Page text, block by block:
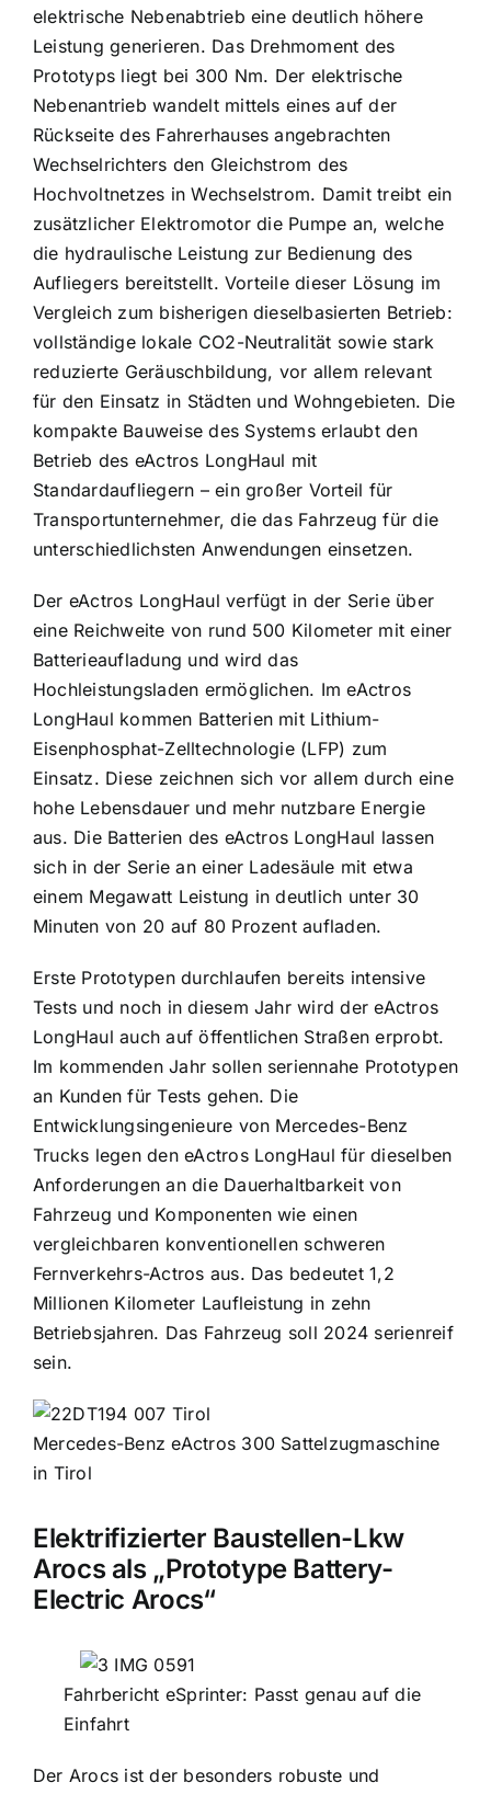
elektrische Nebenabtrieb eine deutlich höhere
Leistung generieren. Das Drehmoment des
Prototyps liegt bei 300 Nm. Der elektrische
Nebenantrieb wandelt mittels eines auf der
Rückseite des Fahrerhauses angebrachten
Wechselrichters den Gleichstrom des
Hochvoltnetzes in Wechselstrom. Damit treibt ein
zusätzlicher Elektromotor die Pumpe an, welche
die hydraulische Leistung zur Bedienung des
Aufliegers bereitstellt. Vorteile dieser Lösung im
Vergleich zum bisherigen dieselbasierten Betrieb:
vollständige lokale CO2-Neutralität sowie stark
reduzierte Geräuschbildung, vor allem relevant
für den Einsatz in Städten und Wohngebieten. Die
kompakte Bauweise des Systems erlaubt den
Betrieb des eActros LongHaul mit
Standardaufliegern – ein großer Vorteil für
Transportunternehmer, die das Fahrzeug für die
unterschiedlichsten Anwendungen einsetzen.
Der eActros LongHaul verfügt in der Serie über
eine Reichweite von rund 500 Kilometer mit einer
Batterieaufladung und wird das
Hochleistungsladen ermöglichen. Im eActros
LongHaul kommen Batterien mit Lithium-
Eisenphosphat-Zelltechnologie (LFP) zum
Einsatz. Diese zeichnen sich vor allem durch eine
hohe Lebensdauer und mehr nutzbare Energie
aus. Die Batterien des eActros LongHaul lassen
sich in der Serie an einer Ladesäule mit etwa
einem Megawatt Leistung in deutlich unter 30
Minuten von 20 auf 80 Prozent aufladen.
Erste Prototypen durchlaufen bereits intensive
Tests und noch in diesem Jahr wird der eActros
LongHaul auch auf öffentlichen Straßen erprobt.
Im kommenden Jahr sollen seriennahe Prototypen
an Kunden für Tests gehen. Die
Entwicklungsingenieure von Mercedes-Benz
Trucks legen den eActros LongHaul für dieselben
Anforderungen an die Dauerhaltbarkeit von
Fahrzeug und Komponenten wie einen
vergleichbaren konventionellen schweren
Fernverkehrs-Actros aus. Das bedeutet 1,2
Millionen Kilometer Laufleistung in zehn
Betriebsjahren. Das Fahrzeug soll 2024 serienreif
sein.
Mercedes-Benz eActros 300 Sattelzugmaschine
in Tirol
Elektrifizierter Baustellen-Lkw
Arocs als „Prototype Battery-
Electric Arocs“
Fahrbericht eSprinter: Passt genau auf die
Einfahrt
Der Arocs ist der besonders robuste und